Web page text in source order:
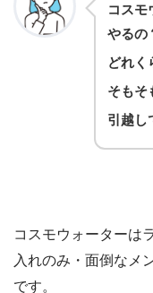
コスモ
やるの
どれく
そもそ
引越し
コスモウォーターは
入れのみ・面倒なメ
です。